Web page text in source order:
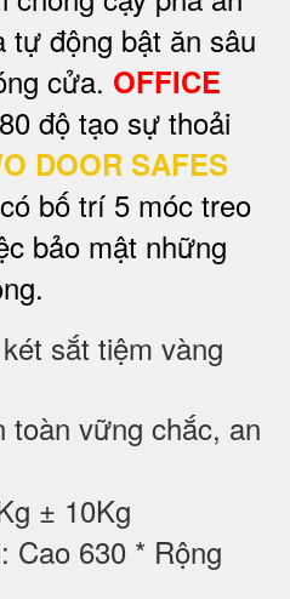
tự động bật ăn sâu
cửa. OFFICE
độ tạo sự thoải
DOOR SAFES
bố trí 5 móc treo
bảo mật những
sắt tiệm vàng
toàn vững chắc, an
± 10Kg
Cao 630 * Rộng